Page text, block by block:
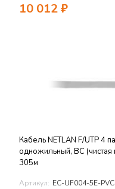
10 012₽
Кабель NETLAN F/UTP 4
одножильный, BC (чистая
305м
Артикул: EC-UF004-5E-